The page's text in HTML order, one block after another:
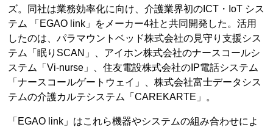
ズ。同社は業務効率化に向け、介護業界初のICT・IoT シス
テム 「EGAO link」をメーカー4社と共同開発した。活用
したのは、パラマウントベッド株式会社の見守り支援シス
テム「眠りSCAN」、アイホン株式会社のナースコールシ
ステム「Vi-nurse」、住友電設株式会社のIP電話システム
「ナースコールゲートウェイ」、株式会社富士データシス
テムの介護カルテシステム「CAREKARTE」。
「EGAO link」はこれら機器やシステムの組み合わせによ